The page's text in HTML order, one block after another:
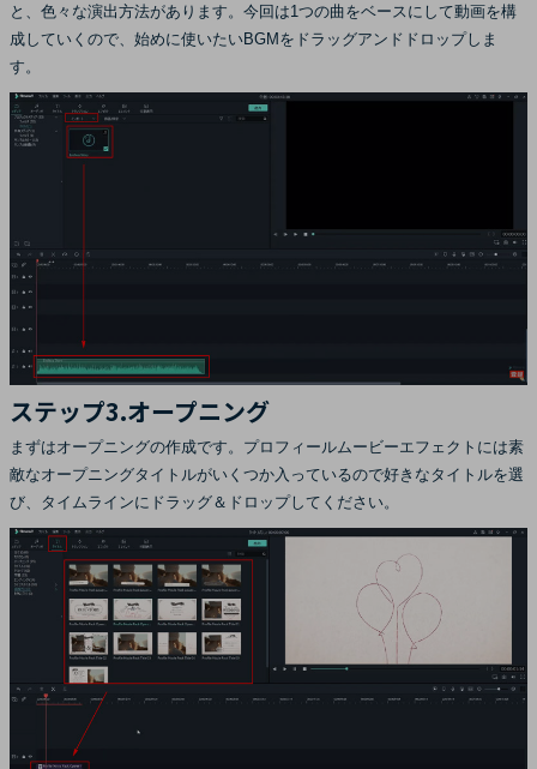
と、色々な演出方法があります。今回は1つの曲をベースにして動画を構
成していくので、始めに使いたいBGMをドラッグアンドドロップしま
す。
ステップ3.オープニング
まずはオープニングの作成です。プロフィールムービーエフェクトには素
敵なオープニングタイトルがいくつか入っているので好きなタイトルを選
び、タイムラインにドラッグ＆ドロップしてください。